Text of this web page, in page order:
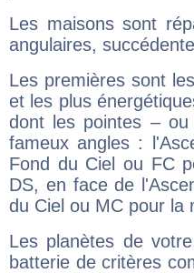
Les maisons sont
angulaires,
Les premières sont
et les plus
dont les pointes –
fameux angles :
Fond du Ciel ou FC
DS, en face de
du Ciel ou MC pour la
Les planètes de
batterie de critères